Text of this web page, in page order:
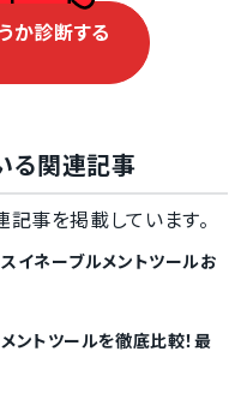
か診断する
る関連記事
事を掲載しています。
イネーブルメントツールお
ントツールを徹底比較！最